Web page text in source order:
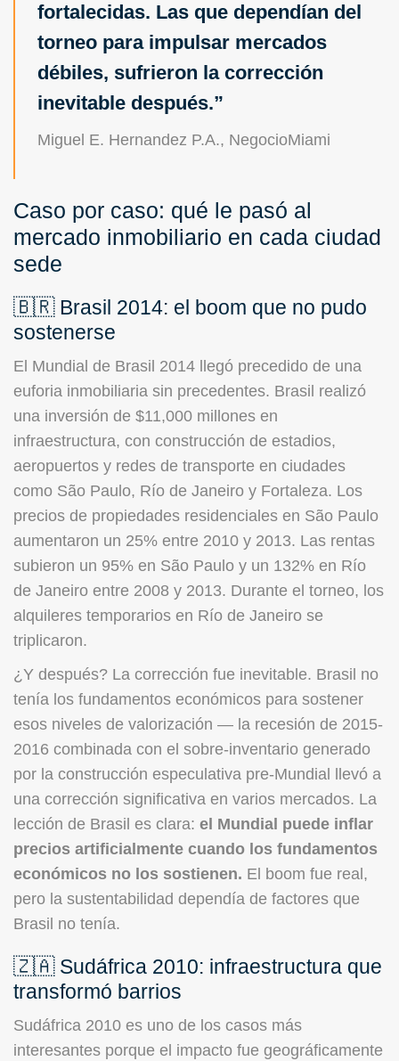
fortalecidas. Las que dependían del
torneo para impulsar mercados
débiles, sufrieron la corrección
inevitable después.
Miguel E. Hernandez P.A., NegocioMiami
Caso por caso: qué le pasó al
mercado inmobiliario en cada ciudad
sede
🇧🇷 Brasil 2014: el boom que no pudo
sostenerse
El Mundial de Brasil 2014 llegó precedido de una
euforia inmobiliaria sin precedentes. Brasil realizó
una inversión de $11,000 millones en
infraestructura, con construcción de estadios,
aeropuertos y redes de transporte en ciudades
como São Paulo, Río de Janeiro y Fortaleza. Los
precios de propiedades residenciales en São Paulo
aumentaron un 25% entre 2010 y 2013. Las rentas
subieron un 95% en São Paulo y un 132% en Río
de Janeiro entre 2008 y 2013. Durante el torneo, los
alquileres temporarios en Río de Janeiro se
triplicaron.
¿Y después? La corrección fue inevitable. Brasil no
tenía los fundamentos económicos para sostener
esos niveles de valorización — la recesión de 2015-
2016 combinada con el sobre-inventario generado
por la construcción especulativa pre-Mundial llevó a
una corrección significativa en varios mercados. La
lección de Brasil es clara: el Mundial puede inflar
precios artificialmente cuando los fundamentos
económicos no los sostienen. El boom fue real,
pero la sustentabilidad dependía de factores que
Brasil no tenía.
🇿🇦 Sudáfrica 2010: infraestructura que
transformó barrios
Sudáfrica 2010 es uno de los casos más
interesantes porque el impacto fue geográficamente